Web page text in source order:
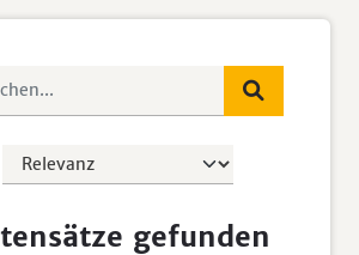
gefunden